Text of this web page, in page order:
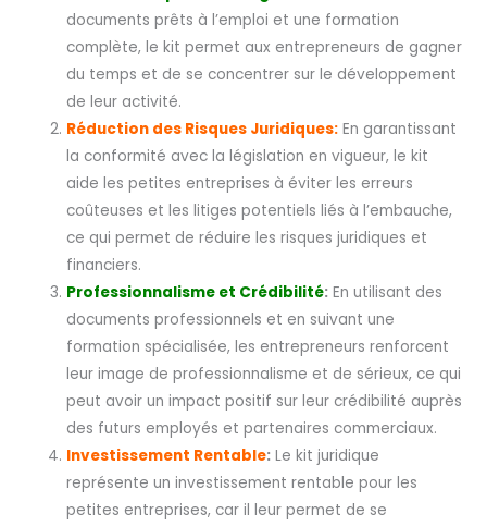
documents prêts à l’emploi et une formation
complète, le kit permet aux entrepreneurs de gagner
du temps et de se concentrer sur le développement
de leur activité.
Réduction des Risques Juridiques: En garantissant
la conformité avec la législation en vigueur, le kit
aide les petites entreprises à éviter les erreurs
coûteuses et les litiges potentiels liés à l’embauche,
ce qui permet de réduire les risques juridiques et
financiers.
Professionnalisme et Crédibilité: En utilisant des
documents professionnels et en suivant une
formation spécialisée, les entrepreneurs renforcent
leur image de professionnalisme et de sérieux, ce qui
peut avoir un impact positif sur leur crédibilité auprès
des futurs employés et partenaires commerciaux.
Investissement Rentable: Le kit juridique
représente un investissement rentable pour les
petites entreprises, car il leur permet de se